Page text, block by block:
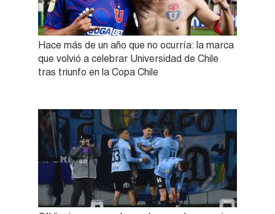
Hace más de un año que no ocurría: la marca
que volvió a celebrar Universidad de Chile
tras triunfo en la Copa Chile